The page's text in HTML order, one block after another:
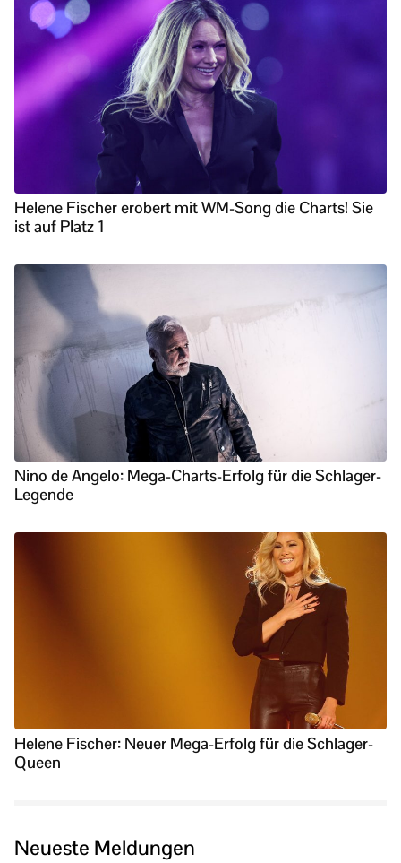
Helene Fischer erobert mit WM-Song die Charts! Sie
ist auf Platz 1
Nino de Angelo: Mega-Charts-Erfolg für die Schlager-
Legende
Helene Fischer: Neuer Mega-Erfolg für die Schlager-
Queen
Neueste Meldungen